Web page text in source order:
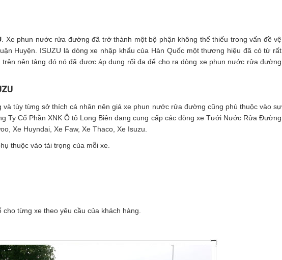
. Xe phun nước rửa đường đã trở thành một bộ phận không thể thiếu trong vấn đề vệ
Huyện. ISUZU là dòng xe nhập khẩu của Hàn Quốc một thương hiệu đã có từ rất
nên tảng đó nó đã được áp dụng rối đa để cho ra dòng xe phun nước rửa đường
tùy từng sở thích cá nhân nên giá xe phun nước rửa đường cũng phù thuộc vào sự
Ty Cổ Phần XNK Ô tô Long Biên đang cung cấp các dòng xe Tưới Nước Rửa Đường
Xe Huyndai, Xe Faw, Xe Thaco, Xe Isuzu.
thuộc vào tải trọng của mỗi xe.
từng xe theo yêu cầu của khách hàng.